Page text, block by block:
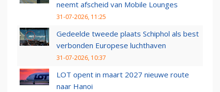
neemt afscheid van Mobile Lounges
31-07-2026, 11:25
Gedeelde tweede plaats Schiphol als best
verbonden Europese luchthaven
31-07-2026, 10:37
LOT opent in maart 2027 nieuwe route
naar Hanoi